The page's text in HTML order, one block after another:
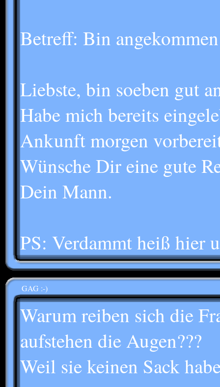
Betreff: Bin angekommen
Liebste, bin soeben gut
Habe mich bereits
Ankunft morgen
Wünsche Dir eine gute
Dein Mann.
PS: Verdammt heiß hier
GAG :-)
Warum reiben sich die
aufstehen die Augen???
Weil sie keinen Sack